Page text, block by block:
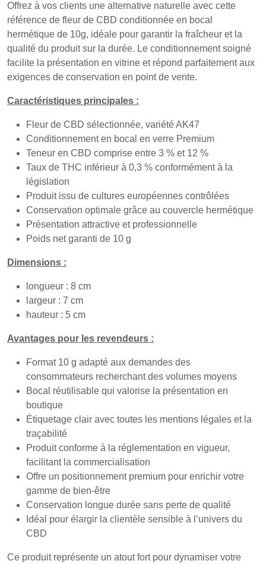
Offrez à vos clients une alternative naturelle avec cette
référence de fleur de CBD conditionnée en bocal
hermétique de 10g, idéale pour garantir la fraîcheur et la
qualité du produit sur la durée. Le conditionnement soigné
facilite la présentation en vitrine et répond parfaitement aux
exigences de conservation en point de vente.
Caractéristiques principales :
Fleur de CBD sélectionnée, variété AK47
Conditionnement en bocal en verre Premium
Teneur en CBD comprise entre 3 % et 12 %
Taux de THC inférieur à 0,3 % conformément à la
législation
Produit issu de cultures européennes contrôlées
Conservation optimale grâce au couvercle hermétique
Présentation attractive et professionnelle
Poids net garanti de 10 g
Dimensions :
longueur : 8 cm
largeur : 7 cm
hauteur : 5 cm
Avantages pour les revendeurs :
Format 10 g adapté aux demandes des
consommateurs recherchant des volumes moyens
Bocal réutilisable qui valorise la présentation en
boutique
Étiquetage clair avec toutes les mentions légales et la
traçabilité
Produit conforme à la réglementation en vigueur,
facilitant la commercialisation
Offre un positionnement premium pour enrichir votre
gamme de bien-être
Conservation longue durée sans perte de qualité
Idéal pour élargir la clientèle sensible à l’univers du
CBD
Ce produit représente un atout fort pour dynamiser votre